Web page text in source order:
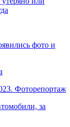
фото и
Фоторепортаж
за